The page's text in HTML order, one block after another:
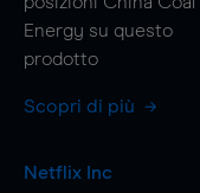
Energy su questo
prodotto
Scopri di più
Netflix Inc